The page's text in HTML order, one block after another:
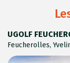
UGOLF
Feucherolles,